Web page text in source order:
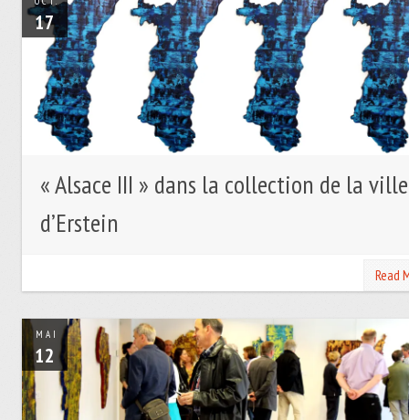
17
« Alsace III » dans la collection de la ville
d’Erstein
Read
MAI
12